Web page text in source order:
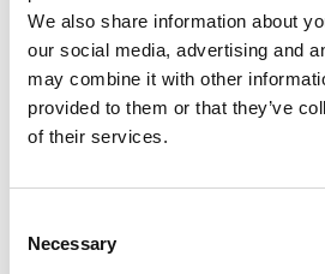
We also share information about
our social media, advertising and
may combine it with other
provided to them or that they’ve
of their services.
Selection
Necessary
SULLA VETTA DELLO XIZANG,
SOFFIA LO SPIRITO DI BUDDHA